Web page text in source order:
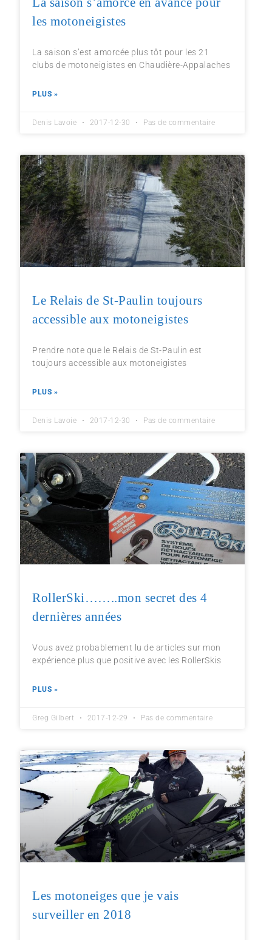
les motoneigistes
La saison s’est amorcée plus tôt pour les 21
clubs de motoneigistes en Chaudière-Appalaches
PLUS »
Denis Lavoie 2017-12-30 Pas de commentaire
Le Relais de St-Paulin toujours
accessible aux motoneigistes
Prendre note que le Relais de St-Paulin est
toujours accessible aux motoneigistes
PLUS »
Denis Lavoie 2017-12-30 Pas de commentaire
RollerSki……..mon secret des 4
dernières années
Vous avez probablement lu de articles sur mon
expérience plus que positive avec les RollerSkis
PLUS »
Greg Gilbert 2017-12-29 Pas de commentaire
Les motoneiges que je vais
surveiller en 2018